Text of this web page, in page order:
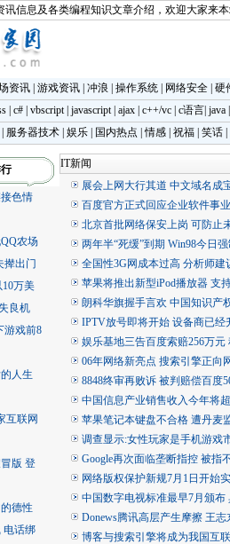
讯信息及各类编程知识文章介绍，欢迎大家来
资讯| 游戏资讯| 冲浪 操作系统| 网络安全| 硬
| c#| vbscript| javascript| ajax| c++/vc| c语言| java
服务器技术| 娱乐| 国内热点 |情感| 祝福| 笑话|
色情
农场
撵出门
10万美
良机
游戏前8
人生
互联网
版 登
德性
电话绑
IT新闻
展会上网大行其道 中文域名成
百度官方正式回应企业软件事
北京首批网络保安上岗 可防止
两年半“死缓”到期 Win98今日强
全国性3G网成本过高 分析师建
苹果将推出新型iPod播放器 支
朗科华旗握手言欢 中国知识产
IPTV放号即将开始 设备商已经
娱乐基地三告百度索赔256万元
06年网络新亮点 搜索引擎正向
8848终审再败诉 被判赔偿百度
中国信息产业销售收入今年将
苹果笔记本键盘不合格 遭丹麦
调查显示:女性玩家是手机游戏
Google再次面临垄断指控 被指
网络版权保护新规7月1日开始
中国数字电视标准最早7月颁布
Donews腾讯高层产生摩擦 王
博客与搜索引擎将成为我国互